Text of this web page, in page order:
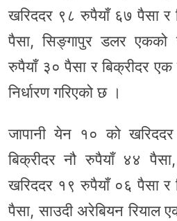
खरिददर ९८ रुपैयाँ ६७ पैसा र
पैसा, सिङ्गापुर डलर
रुपैयाँ ३० पैसा र बिक्रीदर
निर्धारण गरिएको छ ।
जापानी येन १० को
बिक्रीदर नौ रुपैयाँ ४४
खरिददर १९ रुपैयाँ ०६ पैसा र
पैसा, साउदी अरेबियन रियाल